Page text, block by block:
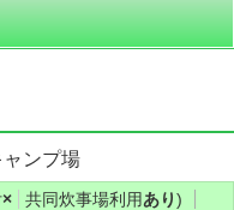
ャンプ場
× 共同炊事場利用あり)